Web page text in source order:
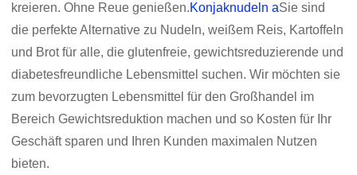
kreieren. Ohne Reue genießen.Konjaknudeln aSie sind
die perfekte Alternative zu Nudeln, weißem Reis, Kartoffeln
und Brot für alle, die glutenfreie, gewichtsreduzierende und
diabetesfreundliche Lebensmittel suchen. Wir möchten sie
zum bevorzugten Lebensmittel für den Großhandel im
Bereich Gewichtsreduktion machen und so Kosten für Ihr
Geschäft sparen und Ihren Kunden maximalen Nutzen
bieten.